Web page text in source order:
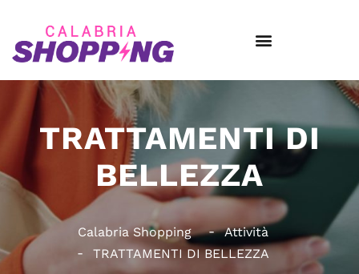
TRATTAMENTI DI
BELLEZZA
Calabria Shopping
Attività
TRATTAMENTI DI BELLEZZA